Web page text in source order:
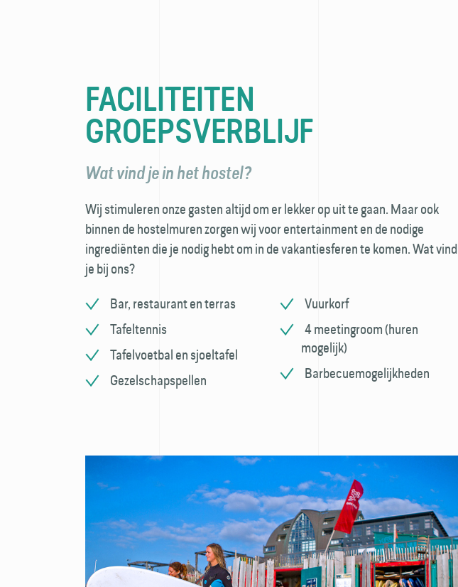
FACILITEITEN
GROEPSVERBLIJF
Wat vind je in het hostel?
Wij stimuleren onze gasten altijd om er lekker op uit te gaan. Maar ook
binnen de hostelmuren zorgen wij voor entertainment en de nodige
ingrediënten die je nodig hebt om in de vakantiesferen te komen. Wat vind
je bij ons?
Bar, restaurant en terras
Tafeltennis
Tafelvoetbal en sjoeltafel
Gezelschapspellen
Vuurkorf
4 meetingroom (huren
mogelijk)
Barbecuemogelijkheden